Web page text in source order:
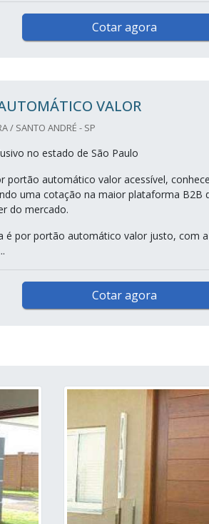
Cotar agora
VALOR
/ SANTO ANDRÉ - SP
no estado de São Paulo
portão automático valor acessível,
uma cotação na maior plataforma B2B
do mercado.
é por portão automático valor justo, com
Cotar agora